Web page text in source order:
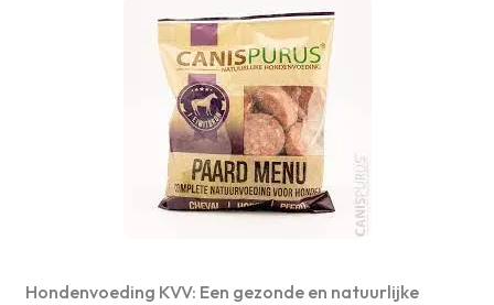
Hondenvoeding KVV: Een gezonde en natuurlijke